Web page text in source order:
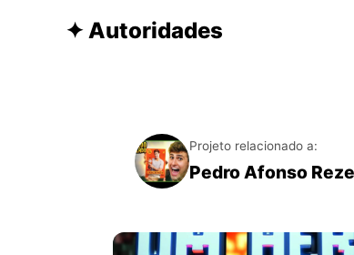
✦ Autoridades
Projeto relacionado a:
Pedro Afonso